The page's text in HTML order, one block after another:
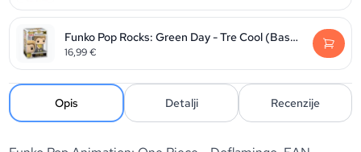
Funko Pop Rocks: Green Day - Tre Cool (Basket Case)
16,99€
Opis Detalji Recenzije